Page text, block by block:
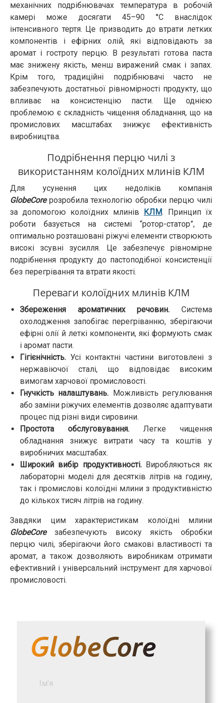
механічних подрібнювачах температура в робочій
камері може досягати 45–90 °C внаслідок
інтенсивного тертя. Це призводить до втрати летких
компонентів і ефірних олій, які відповідають за
аромат і гостроту перцю. В результаті готова паста
має знижену якість, менш виражений смак і запах.
Крім того, традиційні подрібнювачі часто не
забезпечують достатньої рівномірності продукту, що
впливає на консистенцію пасти. Ще однією
проблемою є складність чищення обладнання, що на
промислових масштабах знижує ефективність
виробництва.
Подрібнення перцю чилі з
використанням колоїдних млинів КЛМ
Для усунення цих недоліків компанія
GlobeCoreрозробила технологію обробки перцю чилі
за допомогою колоїдних млинів КЛМ. Принцип їх
роботи базується на системі “ротор-статор”, де
оптимально розташовані ріжучі елементи створюють
високі зсувні зусилля. Це забезпечує рівномірне
подрібнення продукту до пастоподібної консистенції
без перегрівання та втрати якості.
Переваги колоїдних млинів КЛМ
Збереження ароматичних речовин. Система
охолодження запобігає перегріванню, зберігаючи
ефірні олії й леткі компоненти, які формують смак
і аромат пасти.
Гігієнічність. Усі контактні частини виготовлені з
нержавіючої сталі, що відповідає високим
вимогам харчової промисловості.
Гнучкість налаштувань. Можливість регулювання
або заміни ріжучих елементів дозволяє адаптувати
процес під різні види сировини.
Простота обслуговування. Легке чищення
обладнання знижує витрати часу та коштів у
виробничих масштабах.
Широкий вибір продуктивності.Виробляються як
лабораторні моделі для десятків літрів на годину,
так і промислові колоїдні млини з продуктивністю
до кількох тисяч літрів на годину.
Завдяки цим характеристикам колоїдні млини
GlobeCoreзабезпечують високу якість обробки
перцю чилі, зберігаючи його смакові властивості та
аромат, а також дозволяють виробникам отримати
ефективний і універсальний інструмент для харчової
промисловості.